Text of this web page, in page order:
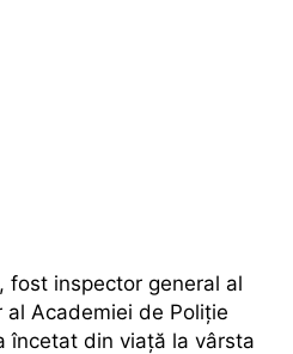
fost inspector general al
al Academiei de Poliție
încetat din viață la vârsta